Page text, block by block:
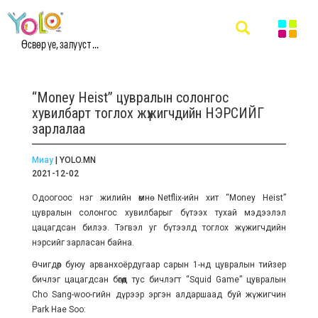
Өсвөр үе, залууст ...
“Money Heist” цувралын солонгос
хувилбарт тоглох жүжигчдийн НЭРСИЙГ
зарлалаа
Миау| YOLO.MN
2021-12-02
Одоогоос нэг жилийн өмнө Netflix-ийн хит “Money Heist”
цувралын солонгос хувилбарыг бүтээх тухай мэдээлэл
цацагдсан билээ. Тэгвэл уг бүтээлд тоглох жүжигчдийн
нэрсийг зарласан байна.
Өчигдөр буюу арванхоёрдугаар сарын 1-нд цувралын тийзер
бичлэг цацагдсан бөгөөд тус бичлэгт “Squid Game” цувралын
Cho Sang-woo-гийн дүрээр эргэн алдаршаад буй жүжигчин
Park Hae Soo: